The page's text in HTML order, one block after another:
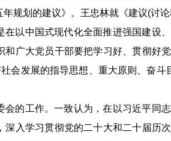
规划的建议》。王忠林就《建议(讨论
在以中国式现代化全面推进强国建设
和广大党员干部要把学习好、贯彻好
会发展的指导思想、重大原则、奋
会的工作。一致认为，在以习近平同
深入学习贯彻党的二十大和二十届历